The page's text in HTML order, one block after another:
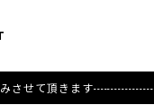
す---------------------